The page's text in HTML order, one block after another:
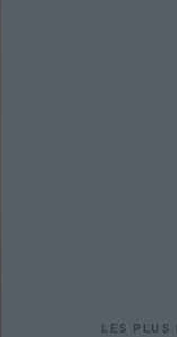
LES PLUS